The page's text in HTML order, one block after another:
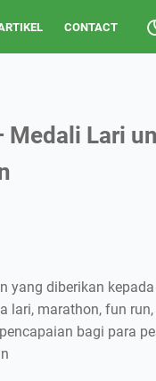
CONTACT
Medali Lari
yang diberikan kepada
lari, marathon, fun run,
bagi para